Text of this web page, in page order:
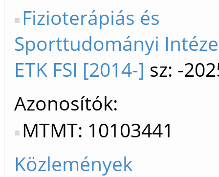
Fizioterápiás és
Sporttudományi
ETK FSI [2014-] sz: -
Azonosítók
MTMT: 10103441
Közlemények